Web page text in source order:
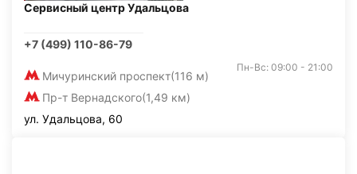
Сервисный центр Удальцова
+7 (499) 110-86-79
Мичуринский проспект(116 м)
Пр-т Вернадского(1,49 км)
Пн-Вс: 09:00 - 21:00
ул. Удальцова, 60